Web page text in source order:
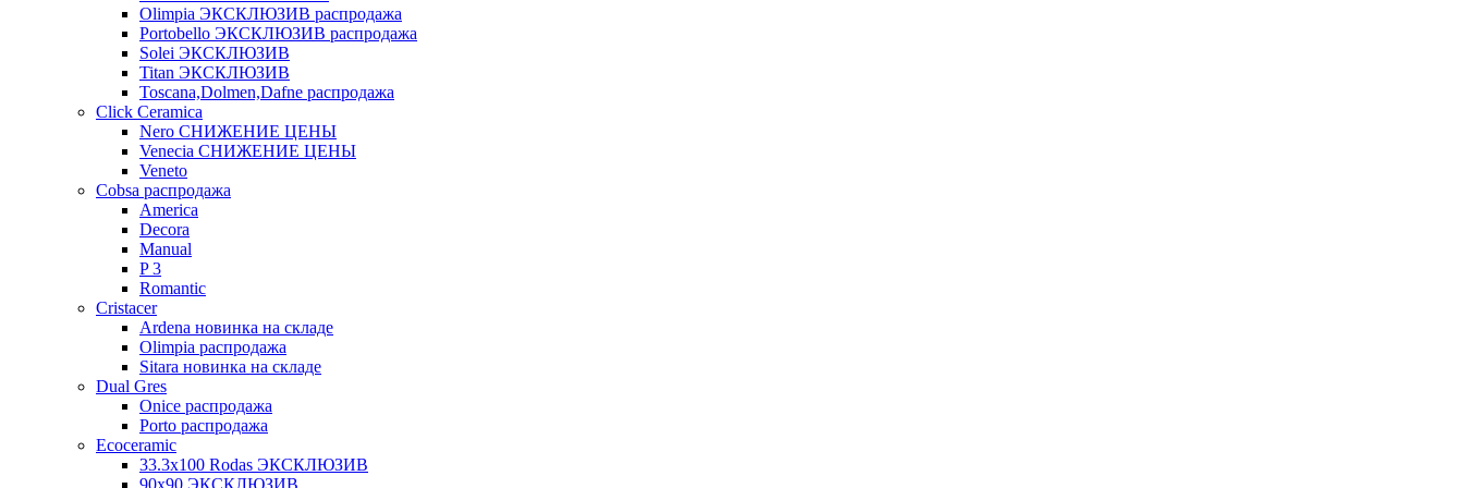
Olimpia ЭКСКЛЮЗИВ распродажа
Portobello ЭКСКЛЮЗИВ распродажа
Solei ЭКСКЛЮЗИВ
Titan ЭКСКЛЮЗИВ
Toscana,Dolmen,Dafne распродажа
Cliсk Ceramica
Nero СНИЖЕНИЕ ЦЕНЫ
Venecia СНИЖЕНИЕ ЦЕНЫ
Veneto
Cobsa распродажа
America
Decora
Manual
P 3
Romantic
Cristacer
Ardena новинка на складе
Olimpia распродажа
Sitara новинка на складе
Dual Gres
Onice распродажа
Porto распродажа
Ecoceramic
33.3х100 Rodas ЭКСКЛЮЗИВ
90x90 ЭКСКЛЮЗИВ